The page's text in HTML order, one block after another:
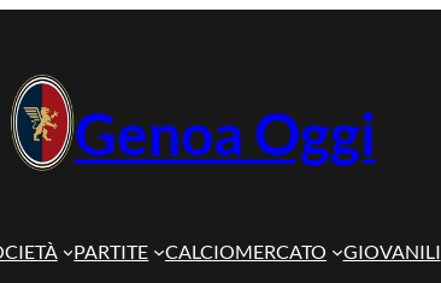
Genoa Oggi
PARTITE CALCIOMERCATO GIOVANILI